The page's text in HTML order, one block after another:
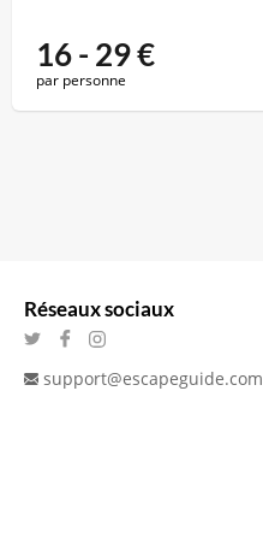
16 - 29€
par personne
Réseaux sociaux
support@escapeguide.com